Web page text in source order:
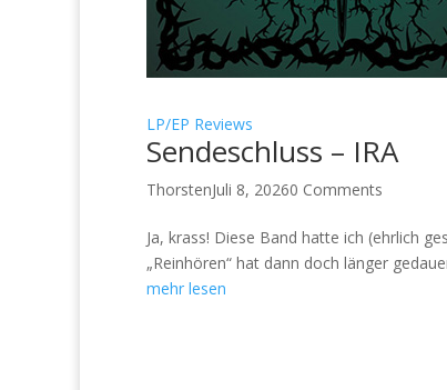
LP/EP Reviews
Sendeschluss – IRA
ThorstenJuli 8, 20260 Comments
Ja, krass! Diese Band hatte ich (ehrlich
„Reinhören“ hat dann doch länger
mehr lesen